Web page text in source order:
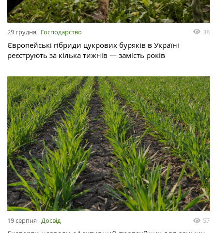
29 грудня Господарство 38
Європейські гібриди цукрових буряків в Україні
реєструють за кілька тижнів — замість років
19 серпня Досвід 57